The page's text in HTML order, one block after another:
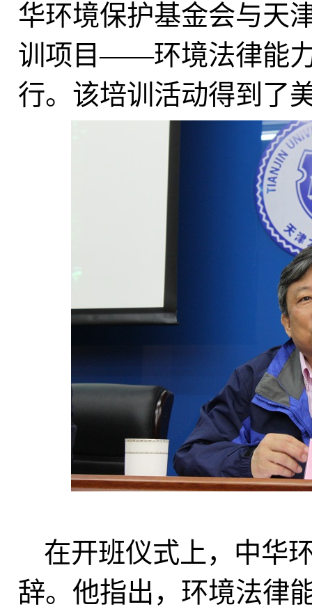
华环境保护基金会与天
训项目——环境法律能
行。该培训活动得到了
在开班仪式上，中华
辞。他指出，环境法律